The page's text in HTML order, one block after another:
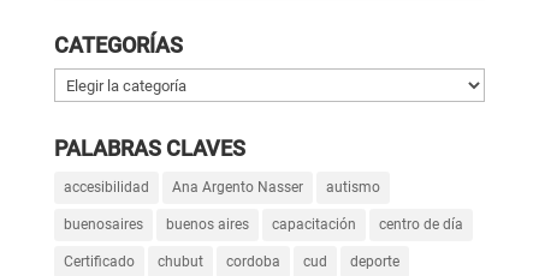
CATEGORÍAS
Categorías
PALABRAS CLAVES
accesibilidad Ana Argento Nasser autismo
buenosaires buenos aires capacitación centro de día
Certificado chubut cordoba cud deporte